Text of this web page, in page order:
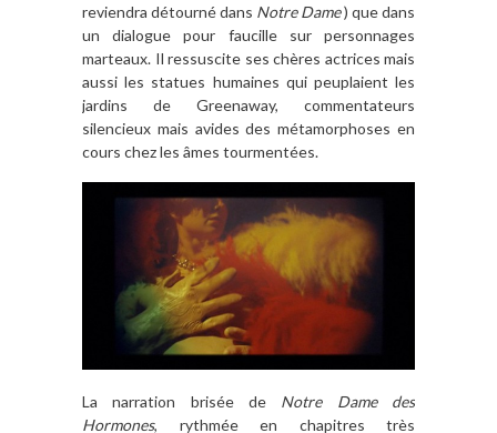
reviendra détourné dans Notre Dame) que dans
un dialogue pour faucille sur personnages
marteaux. Il ressuscite ses chères actrices mais
aussi les statues humaines qui peuplaient les
jardins de Greenaway, commentateurs
silencieux mais avides des métamorphoses en
cours chez les âmes tourmentées.
La narration brisée de Notre Dame des
Hormones, rythmée en chapitres très